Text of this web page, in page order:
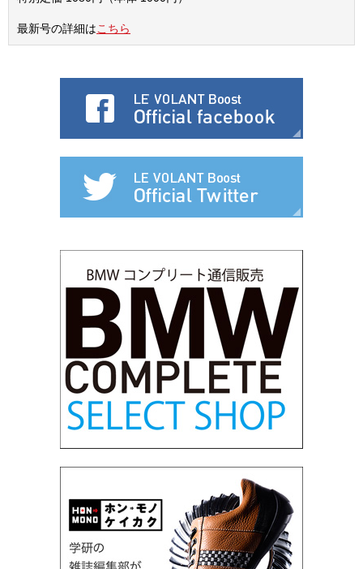
最新号の詳細はこちら